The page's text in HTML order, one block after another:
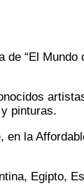
“El
pinturas.
la
Egipto,